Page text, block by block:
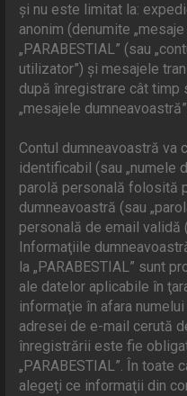
şi nu este limitat la:
anonim (denumite
„PARABESTIAL” (sau
utilizator”) şi mesajele
după înregistrare cât timp
„mesajele
Contul dumneavoastră va
identificabil (sau „numele
parolă personală folosită
dumneavoastră (sau
personală de email validă
Informaţiile
la „PARABESTIAL” sunt
ale datelor aplicabile în
informaţie în afara
adresei de e-mail cerută
înregistrării este fie
„PARABESTIAL”. În toate
alegeţi ce informaţii din